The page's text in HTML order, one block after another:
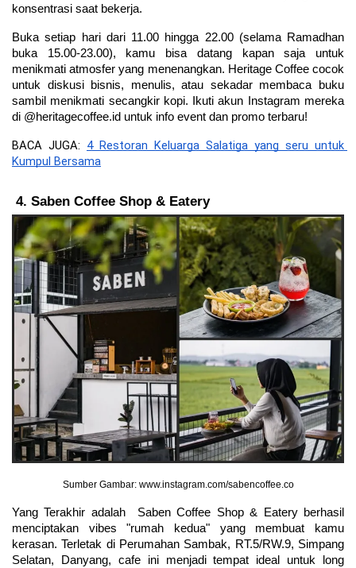
konsentrasi saat bekerja.
Buka setiap hari dari 11.00 hingga 22.00 (selama Ramadhan
buka 15.00-23.00), kamu bisa datang kapan saja untuk
menikmati atmosfer yang menenangkan. Heritage Coffee cocok
untuk diskusi bisnis, menulis, atau sekadar membaca buku
sambil menikmati secangkir kopi. Ikuti akun Instagram mereka
di @heritagecoffee.id untuk info event dan promo terbaru!
BACA JUGA: 4 Restoran Keluarga Salatiga yang seru untuk
Kumpul Bersama
Saben Coffee Shop & Eatery
Sumber Gambar: www.instagram.com/sabencoffee.co
Yang Terakhir adalah  Saben Coffee Shop & Eatery berhasil
menciptakan vibes "rumah kedua" yang membuat kamu
kerasan. Terletak di Perumahan Sambak, RT.5/RW.9, Simpang
Selatan, Danyang, cafe ini menjadi tempat ideal untuk long